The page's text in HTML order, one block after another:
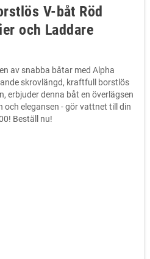
V-båt Röd
och Laddare
av snabba båtar med Alpha
skrovlängd, kraftfull borstlös
erbjuder denna båt en överlägsen
och elegansen - gör vattnet till din
Beställ nu!